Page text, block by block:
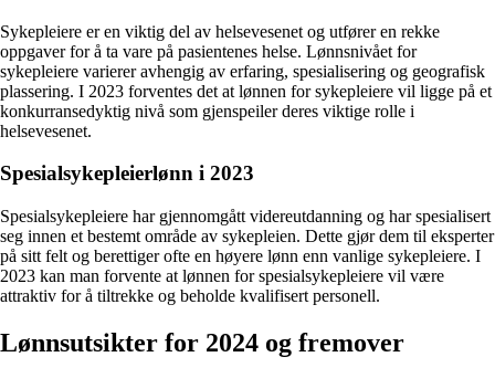
Sykepleiere er en viktig del av helsevesenet og utfører en rekke
oppgaver for å ta vare på pasientenes helse. Lønnsnivået for
sykepleiere varierer avhengig av erfaring, spesialisering og geografisk
plassering. I 2023 forventes det at lønnen for sykepleiere vil ligge på et
konkurransedyktig nivå som gjenspeiler deres viktige rolle i
helsevesenet.
Spesialsykepleierlønn i 2023
Spesialsykepleiere har gjennomgått videreutdanning og har spesialisert
seg innen et bestemt område av sykepleien. Dette gjør dem til eksperter
på sitt felt og berettiger ofte en høyere lønn enn vanlige sykepleiere. I
2023 kan man forvente at lønnen for spesialsykepleiere vil være
attraktiv for å tiltrekke og beholde kvalifisert personell.
Lønnsutsikter for 2024 og fremover